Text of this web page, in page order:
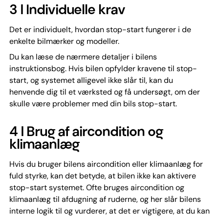
3 ǀ Individuelle krav
Det er individuelt, hvordan stop-start fungerer i de
enkelte bilmærker og modeller.
Du kan læse de nærmere detaljer i bilens
instruktionsbog. Hvis bilen opfylder kravene til stop-
start, og systemet alligevel ikke slår til, kan du
henvende dig til et værksted og få undersøgt, om der
skulle være problemer med din bils stop-start.
4 ǀ Brug af aircondition og
klimaanlæg
Hvis du bruger bilens aircondition eller klimaanlæg for
fuld styrke, kan det betyde, at bilen ikke kan aktivere
stop-start systemet. Ofte bruges aircondition og
klimaanlæg til afdugning af ruderne, og her slår bilens
interne logik til og vurderer, at det er vigtigere, at du kan